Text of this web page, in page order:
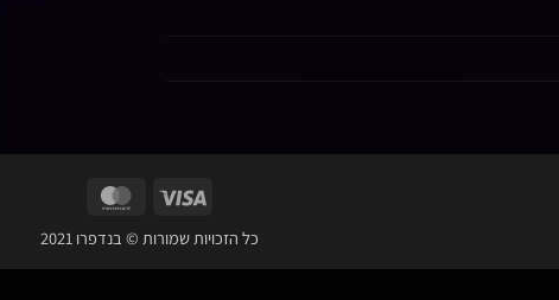
Visa
כל הזכויות שמורות © בנדפרו 2021